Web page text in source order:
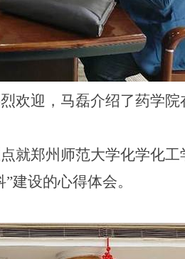
欢迎，马磊介绍了药学院
就郑州师范大学化学化
建设的心得体会。